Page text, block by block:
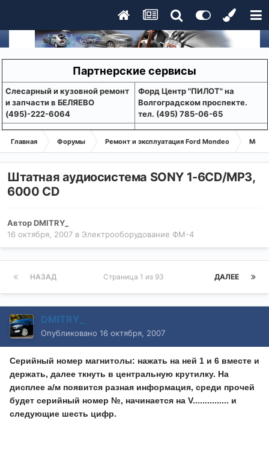
Партнерские сервисы
Слесарный и кузовной ремонт
и запчасти в БЕЛЯЕВО
(495)-222-6064
Форд Центр "ПИЛОТ" на
Волгоградском проспекте.
тел. (495) 785-06-65
Главная Форумы Ремонт и эксплуатация Ford Mondeo
Штатная аудиосистема SONY 1-6CD/MP3,
6000 CD
АвторDMITRY_
16 октября, 2007 в Электрооборудование ФМ-4
НАЗАД ДАЛЕЕ
Страница 1 из 93
DMITRY_
Опубликовано 16 октября, 2007
Серийный номер магнитолы: нажать на ней 1 и 6 вместе и
держать, далее ткнуть в центральную крутилку. На
дисплее а/м появится разная информация, среди прочей
будет серийный номер №, начинается на V............... и
следующие шесть цифр.